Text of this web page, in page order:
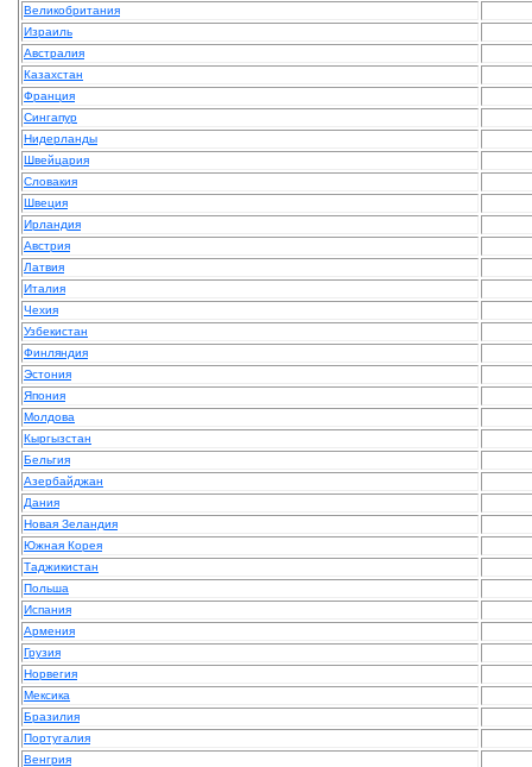
Великобритания
Израиль
Австралия
Казахстан
Франция
Сингапур
Нидерланды
Швейцария
Словакия
Швеция
Ирландия
Австрия
Латвия
Италия
Чехия
Узбекистан
Финляндия
Эстония
Япония
Молдова
Кыргызстан
Бельгия
Азербайджан
Дания
Новая Зеландия
Южная Корея
Таджикистан
Польша
Испания
Армения
Грузия
Норвегия
Мексика
Бразилия
Португалия
Венгрия